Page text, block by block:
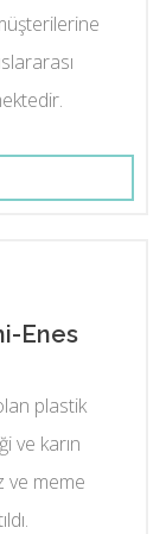
Enes
plastik
ve karın
ve meme